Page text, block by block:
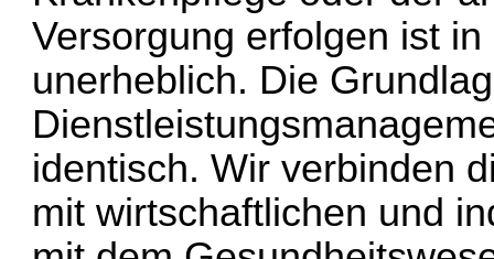
Versorgung erfolgen ist
unerheblich. Die
identisch. Wir verbinden
mit wirtschaftlichen und